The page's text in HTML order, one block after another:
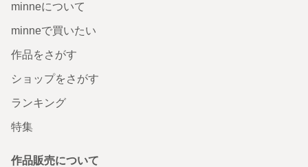
minneについて
minneで買いたい
作品をさがす
ショップをさがす
ランキング
特集
作品販売について